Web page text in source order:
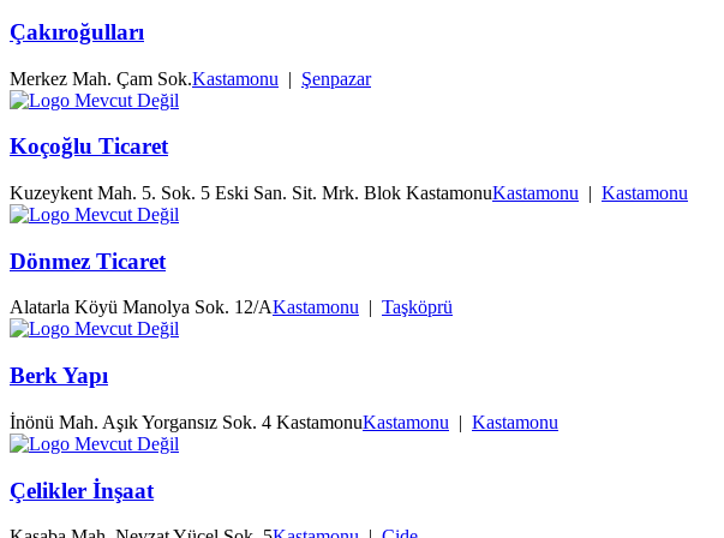
Çakıroğulları
Merkez Mah. Çam Sok.Kastamonu | Şenpazar
Koçoğlu Ticaret
Kuzeykent Mah. 5. Sok. 5 Eski San. Sit. Mrk. Blok KastamonuKastamonu | Kastamonu
Dönmez Ticaret
Alatarla Köyü Manolya Sok. 12/AKastamonu | Taşköprü
Berk Yapı
İnönü Mah. Aşık Yorgansız Sok. 4 KastamonuKastamonu | Kastamonu
Çelikler İnşaat